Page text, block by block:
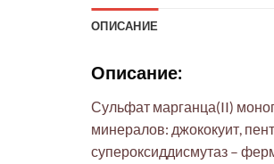
ОПИСАНИЕ
Описание:
Сульфат марганца(II)
минералов: джококуит,
супероксиддисмутаз –